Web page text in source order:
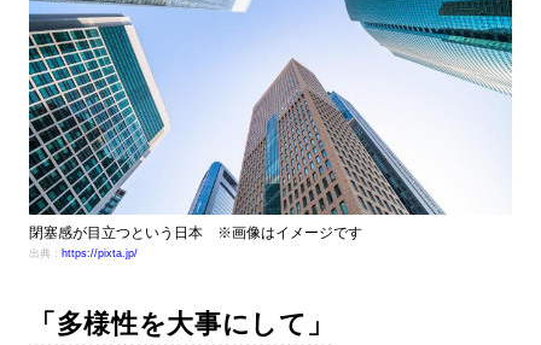
閉塞感が目立つという日本 ※画像はイメージです
出典： https://pixta.jp/
「多様性を大事にして」